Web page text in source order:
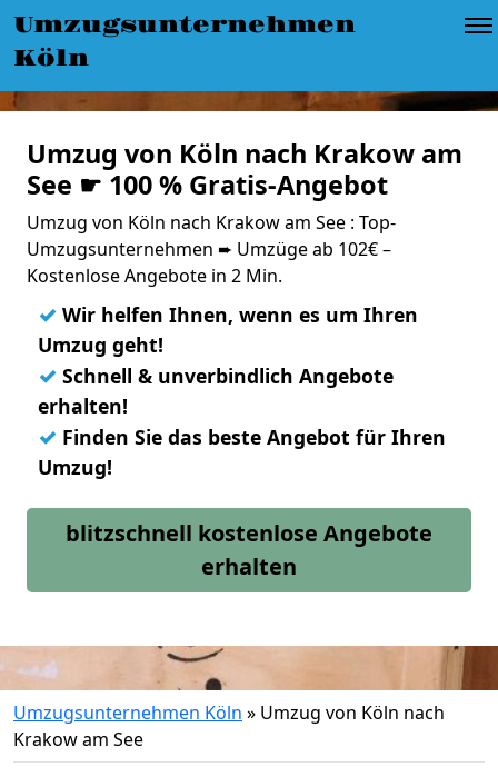
Umzugsunternehmen
Köln
Umzug von Köln nach Krakow am
See ☛ 100 % Gratis-Angebot
Umzug von Köln nach Krakow am See : Top-
Umzugsunternehmen ➨ Umzüge ab 102€ –
Kostenlose Angebote in 2 Min.
✓ Wir helfen Ihnen, wenn es um Ihren
Umzug geht!
✓ Schnell & unverbindlich Angebote
erhalten!
✓ Finden Sie das beste Angebot für Ihren
Umzug!
blitzschnell kostenlose Angebote
erhalten
Umzugsunternehmen Köln » Umzug von Köln nach
Krakow am See